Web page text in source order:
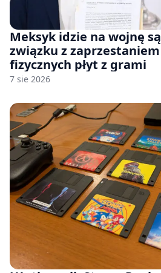
Meksyk idzie na wojnę
związku z
fizycznych płyt z grami
7 sie 2026